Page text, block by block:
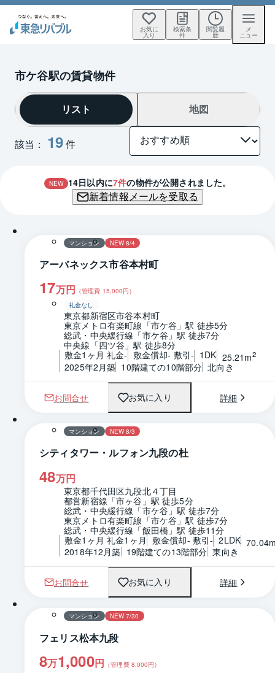
お気に
入り
検索条
件
閲覧履
歴
メ
ニュー
市ケ谷駅の賃貸物件
該当： 19件
リスト 地図
NEW 14日以内に7件の物件が公開されました。
新着情報メールを受取る
マンション NEW 8/4
アーバネックス市谷本村町
17万円 （管理費 15,000円）
礼金なし
東京都新宿区市谷本村町
東京メトロ有楽町線「市ケ谷」駅 徒歩5分
総武・中央緩行線「市ケ谷」駅 徒歩7分
中央線「四ツ谷」駅 徒歩8分
敷金1ヶ月 礼金- 敷金償却- 敷引- 1DK 25.21m2
2025年2月築 10階建ての10階部分 北向き
お問合せ お気に入り 詳細
1 / 0 間取り
マンション NEW 8/3
シティタワー・ルフォン九段の杜
48万円
東京都千代田区九段北４丁目
都営新宿線「市ヶ谷」駅 徒歩5分
総武・中央緩行線「市ケ谷」駅 徒歩7分
東京メトロ有楽町線「市ケ谷」駅 徒歩7分
総武・中央緩行線「飯田橋」駅 徒歩11分
敷金1ヶ月 礼金1ヶ月 敷金償却- 敷引- 2LDK
2018年12月築 19階建ての13階部分 東向き
お問合せ お気に入り 詳細
1 / 0 間取り
マンション NEW 7/30
フェリス松本九段
8万1,000円 （管理費 8,000円）